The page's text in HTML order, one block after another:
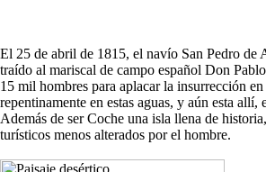
El 25 de abril de 1815, el navío San Pedro de
traído al mariscal de campo español Don
15 mil hombres para aplacar la insurrección
repentinamente en estas aguas, y aún esta allí,
Además de ser Coche una isla llena de
turísticos menos alterados por el hombre.